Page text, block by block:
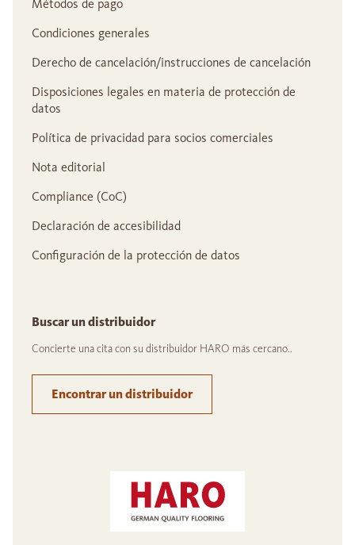
Métodos de pago
Condiciones generales
Derecho de cancelación/instrucciones de cancelación
Disposiciones legales en materia de protección de
datos
Política de privacidad para socios comerciales
Nota editorial
Compliance (CoC)
Declaración de accesibilidad
Configuración de la protección de datos
Buscar un distribuidor
Concierte una cita con su distribuidor HARO más cercano..
Encontrar un distribuidor